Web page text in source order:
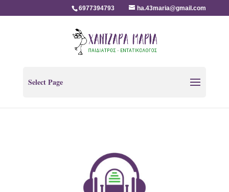
6977394793 ha.43maria@gmail.com
Select Page